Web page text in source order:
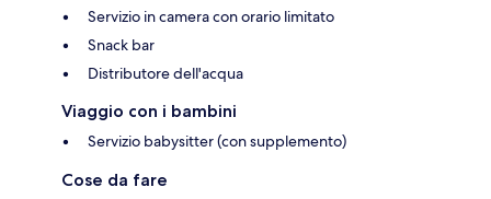
Servizio in camera con orario limitato
Snack bar
Distributore dell'acqua
Viaggio con i bambini
Servizio babysitter (con supplemento)
Cose da fare